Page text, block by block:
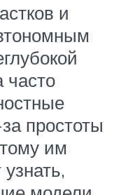
и
часто
простоты
им